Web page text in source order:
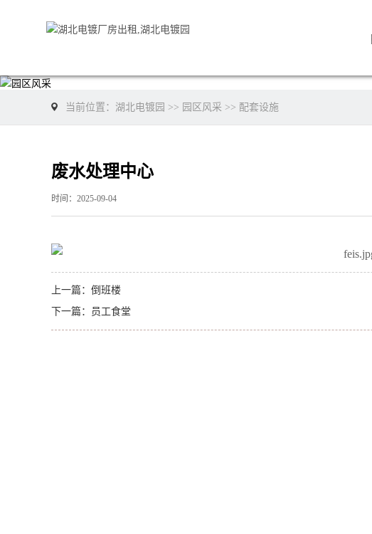
当前位置： 湖北电镀园 >> 园区风采 >> 配套设施
废水处理中心
时间：2025-09-04
上一篇： 倒班楼
下一篇：
员工食堂